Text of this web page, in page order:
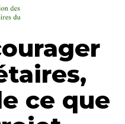
principal
ce que